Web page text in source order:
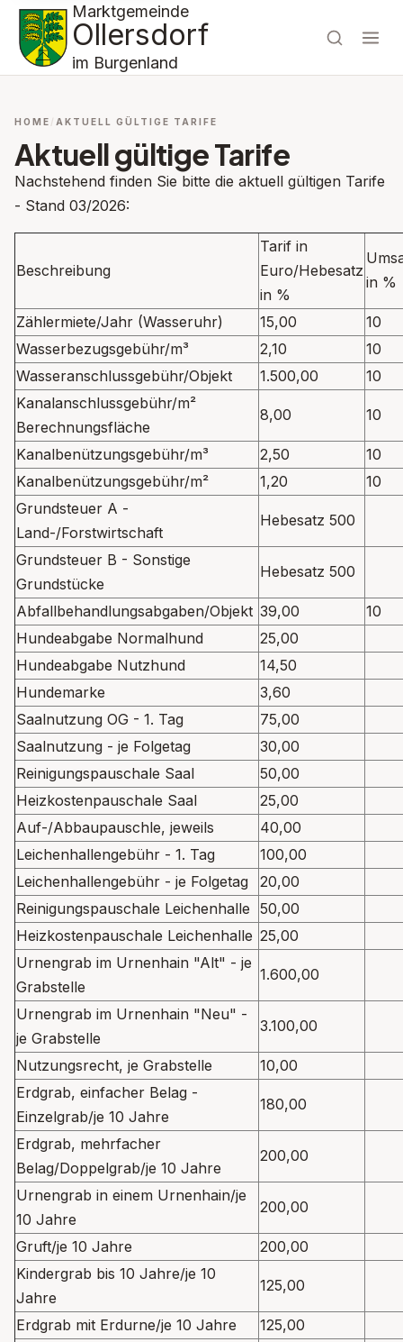
Marktgemeinde
Ollersdorf
im Burgenland
HOME AKTUELL GÜLTIGE TARIFE
Aktuell gültige Tarife
Nachstehend finden Sie bitte die aktuell gültigen Tarife
- Stand 03/2026:
Beschreibung
Tarif in
Euro/Hebesatz
in %
in %
Zählermiete/Jahr (Wasseruhr) 15,00
10
Wasserbezugsgebühr/m³
2,10
10
Wasseranschlussgebühr/Objekt
1.500,00
10
Kanalanschlussgebühr/m²
Berechnungsfläche
8,00 10
Kanalbenützungsgebühr/m³ 2,50
10
Kanalbenützungsgebühr/m²
1,20
10
Grundsteuer A -
Land-/Forstwirtschaft
Hebesatz 500
Grundsteuer B - Sonstige
Grundstücke
Hebesatz 500
Abfallbehandlungsabgaben/Objekt 39,00
10
Hundeabgabe Normalhund
25,00
Hundeabgabe Nutzhund
14,50
Hundemarke
3,60
Saalnutzung OG - 1. Tag
75,00
Saalnutzung - je Folgetag
30,00
Reinigungspauschale Saal
50,00
Heizkostenpauschale Saal
25,00
Auf-/Abbaupauschle, jeweils
40,00
Leichenhallengebühr - 1. Tag
100,00
Leichenhallengebühr - je Folgetag
20,00
Reinigungspauschale Leichenhalle 50,00
Heizkostenpauschale Leichenhalle 25,00
Urnengrab im Urnenhain "Alt" - je
Grabstelle
1.600,00
Urnengrab im Urnenhain "Neu" -
je Grabstelle
3.100,00
Nutzungsrecht, je Grabstelle
10,00
Erdgrab, einfacher Belag -
Einzelgrab/je 10 Jahre
180,00
Erdgrab, mehrfacher
Belag/Doppelgrab/je 10 Jahre
200,00
Urnengrab in einem Urnenhain/je
10 Jahre
200,00
Gruft/je 10 Jahre
200,00
Kindergrab bis 10 Jahre/je 10
Jahre
125,00
Erdgrab mit Erdurne/je 10 Jahre
125,00